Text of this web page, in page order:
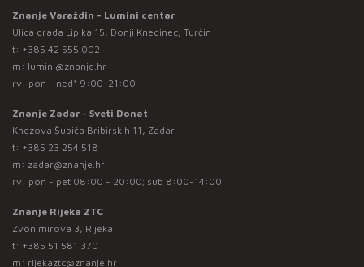
Znanje Varaždin - Lumini centar
Ulica grada Lipika 15, Donji Kneginec, Turčin
t: +385 42 555 002
m: lumini@znanje.hr
rv: pon - ned* 9:00-21:00
Znanje Zadar - Sveti Donat
Knezova Šubića Bribirskih 11, Zadar
t: +385 23 254 518
m: zadar@znanje.hr
rv: pon - pet 08:00 - 20:00; sub 8:00-14:00
Znanje Rijeka ZTC
Zvonimirova 3, Rijeka
t: +385 51 581 370
m: rijekaztc@znanje.hr